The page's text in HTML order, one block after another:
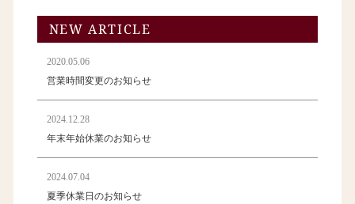
NEW ARTICLE
2020.05.06
営業時間変更のお知らせ
2024.12.28
年末年始休業のお知らせ
2024.07.04
夏季休業日のお知らせ